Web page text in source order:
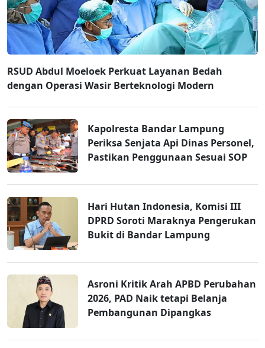
RSUD Abdul Moeloek Perkuat Layanan Bedah
dengan Operasi Wasir Berteknologi Modern
Kapolresta Bandar Lampung
Periksa Senjata Api Dinas Personel,
Pastikan Penggunaan Sesuai SOP
Hari Hutan Indonesia, Komisi III
DPRD Soroti Maraknya Pengerukan
Bukit di Bandar Lampung
Asroni Kritik Arah APBD Perubahan
2026, PAD Naik tetapi Belanja
Pembangunan Dipangkas